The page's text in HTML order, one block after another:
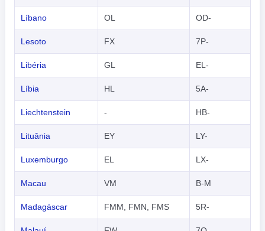
Líbano OL OD-
Lesoto FX 7P-
Libéria GL EL-
Líbia HL 5A-
Liechtenstein - HB-
Lituânia EY LY-
Luxemburgo EL LX-
Macau VM B-M
Madagáscar FMM, FMN, FMS 5R-